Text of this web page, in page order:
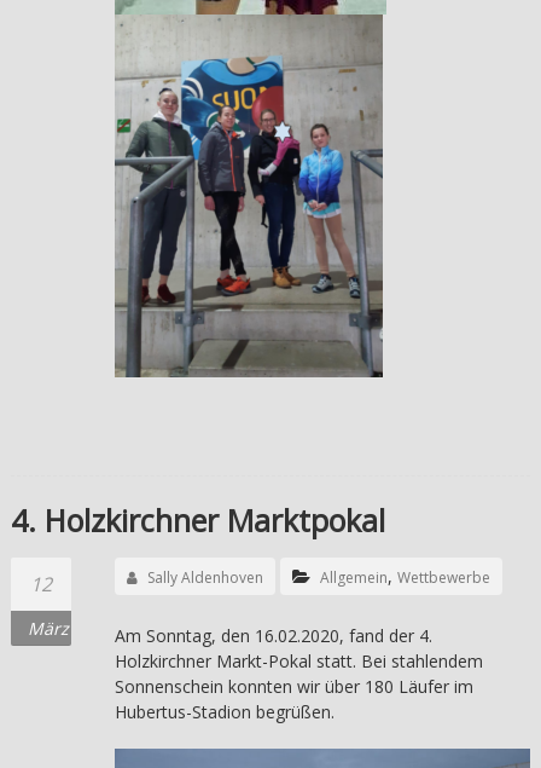
4. Holzkirchner Marktpokal
12
März
Sally Aldenhoven Allgemein, Wettbewerbe
Am Sonntag, den 16.02.2020, fand der 4.
Holzkirchner Markt-Pokal statt. Bei stahlendem
Sonnenschein konnten wir über 180 Läufer im
Hubertus-Stadion begrüßen.